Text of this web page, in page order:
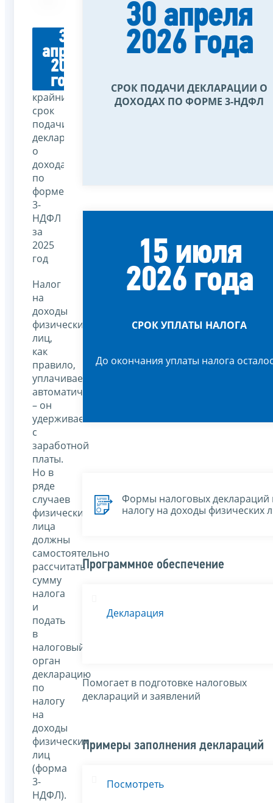
30
апреля
2026
года
крайний
срок
подачи
декларации
о
доходах
по
форме
3-
НДФЛ
за
2025
год
Налог
на
доходы
физических
лиц,
как
правило,
уплачивается
автоматически
– он
удерживается
с
заработной
платы.
Но в
ряде
случаев
физические
лица
должны
самостоятельно
рассчитать
сумму
налога
и
подать
в
налоговый
орган
декларацию
по
налогу
на
доходы
физических
лиц
(форма
3-
НДФЛ).
30 апреля
2026 года
СРОК ПОДАЧИ ДЕКЛАРАЦИИ О
ДОХОДАХ ПО ФОРМЕ 3-НДФЛ
15 июля
2026 года
СРОК УПЛАТЫ НАЛОГА
До окончания уплаты налога
Формы налоговых деклараций
налогу на доходы физических
Программное обеспечение
Декларация
Помогает в подготовке налоговых
деклараций и заявлений
Примеры заполнения деклараций
Посмотреть